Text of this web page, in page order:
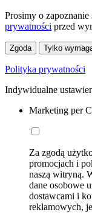
Prosimy o
prywatności przed
Zgoda Tylko
Polityka prywatności
Indywidualne
Marketing per
Za zgodą
promocjach i
naszą witryną.
dane osobowe
dostawcami i
reklamowych,